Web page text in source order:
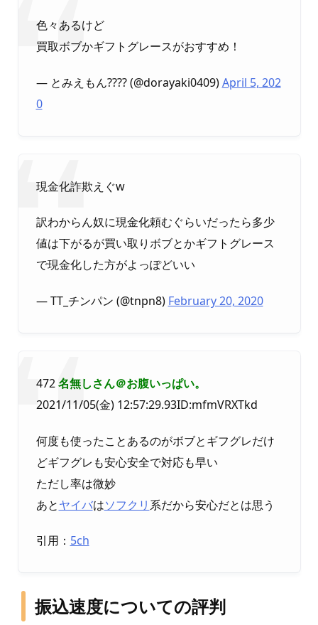
色々あるけど
買取ボブかギフトグレースがおすすめ！
— とみえもん???? (@dorayaki0409)April 5, 202
0
現金化詐欺えぐw
訳わからん奴に現金化頼むぐらいだったら多少
値は下がるが買い取りボブとかギフトグレース
で現金化した方がよっぽどいい
— TT_チンパン (@tnpn8) February 20, 2020
472名無しさん＠お腹いっぱい。
2021/11/05(金) 12:57:29.93ID:mfmVRXTkd
何度も使ったことあるのがボブとギフグレだけ
どギフグレも安心安全で対応も早い
ただし率は微妙
あとヤイバはソフクリ 系だから安心だとは思う
引用： 5ch
振込速度についての評判